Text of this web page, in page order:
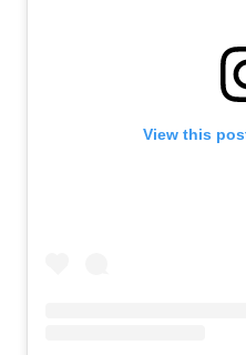
View this